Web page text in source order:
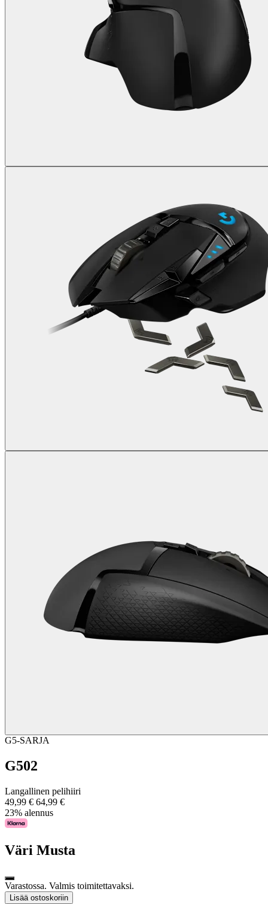
G5-SARJA
G502
Langallinen pelihiiri
49,99 € 64,99 €
23% alennus
Väri Musta
Varastossa. Valmis toimitettavaksi.
Lisää ostoskoriin